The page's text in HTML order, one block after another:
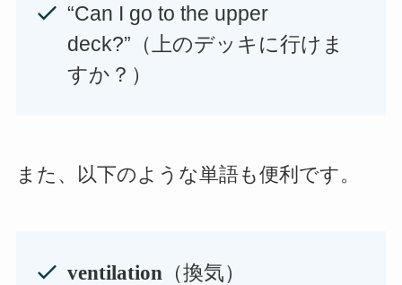
“Can I go to the upper
deck?”（上のデッキに行けま
すか？）
また、以下のような単語も便利です。
ventilation （換気）